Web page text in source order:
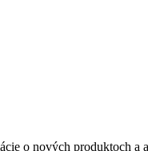
o nových produktoch a